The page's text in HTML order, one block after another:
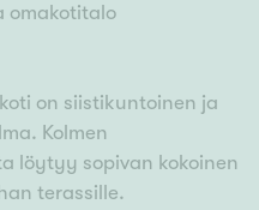
omakotitalo
on siistikuntoinen ja
Kolmen
löytyy sopivan kokoinen
terassille.